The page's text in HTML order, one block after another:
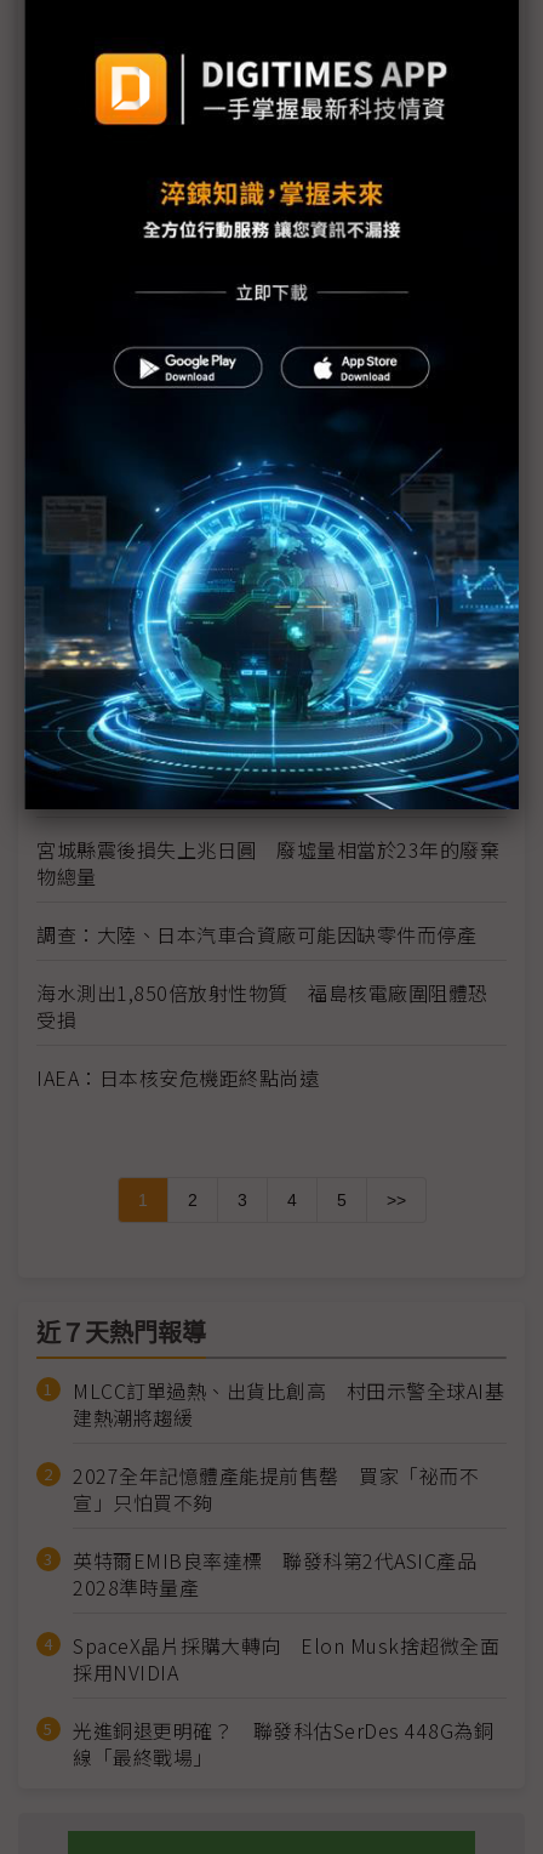
Sony各工廠受地震、海嘯及斷電影響最新狀況
需求疲弱加上日震 福特3廠臨時停工1週
福島縣政府開始檢測產品輻射值
原能會：輻射雲團6日飄到台灣 影響輕微
福島第1核電廠發現2具東電員工遺體
防輻射水持續外洩 東電灌高分子聚合物堵裂縫
美軍核污處理部隊分批赴日 助防範核災擴大
美汽車業：日震對銷售應無顯著影響
1號機核心恐損毀70% IAEA：日本核電廠情況仍非
常嚴重
日本震災加劇亞洲通膨
日震限電影響 光學玻璃廠小原、Hoya相繼宣布減產
富士通指震災讓該公司損失數十億日圓
學者：日本核電站問題 後果將是長期且災難性的
宮城縣震後損失上兆日圓 廢墟量相當於23年的廢棄
物總量
調查：大陸、日本汽車合資廠可能因缺零件而停產
海水測出1,850倍放射性物質 福島核電廠圍阻體恐
受損
IAEA：日本核安危機距終點尚遠
1 2 3 4 5 >>
近７天熱門報導
MLCC訂單過熱、出貨比創高 村田示警全球AI基
建熱潮將趨緩
2027全年記憶體產能提前售罄 買家「祕而不
宣」只怕買不夠
英特爾EMIB良率達標 聯發科第2代ASIC產品
2028準時量產
SpaceX晶片採購大轉向 Elon Musk捨超微全面
採用NVIDIA
光進銅退更明確？ 聯發科估SerDes 448G為銅
線「最終戰場」